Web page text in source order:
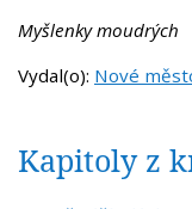
Myšlenky moudrých
Vydal(o): Nové
Kapitoly z